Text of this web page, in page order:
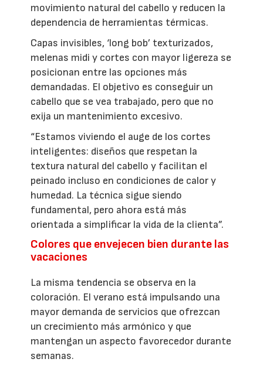
movimiento natural del cabello y reducen la
dependencia de herramientas térmicas.
Capas invisibles, ‘long bob’ texturizados,
melenas midi y cortes con mayor ligereza se
posicionan entre las opciones más
demandadas. El objetivo es conseguir un
cabello que se vea trabajado, pero que no
exija un mantenimiento excesivo.
“Estamos viviendo el auge de los cortes
inteligentes: diseños que respetan la
textura natural del cabello y facilitan el
peinado incluso en condiciones de calor y
humedad. La técnica sigue siendo
fundamental, pero ahora está más
orientada a simplificar la vida de la clienta”.
Colores que envejecen bien durante las
vacaciones
La misma tendencia se observa en la
coloración. El verano está impulsando una
mayor demanda de servicios que ofrezcan
un crecimiento más armónico y que
mantengan un aspecto favorecedor durante
semanas.